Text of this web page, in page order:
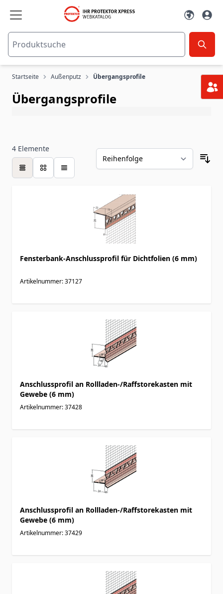
Zum Inhalt springen
Startseite Außenputz Übergangsprofile
Übergangsprofile
4 Elemente
Tabelle
Fensterbank-Anschlussprofil für Dichtfolien (6 mm)
Artikelnummer: 37127
Anschlussprofil an Rollladen-/Raffstorekasten mit
Gewebe (6 mm)
Artikelnummer: 37428
Anschlussprofil an Rollladen-/Raffstorekasten mit
Gewebe (6 mm)
Artikelnummer: 37429